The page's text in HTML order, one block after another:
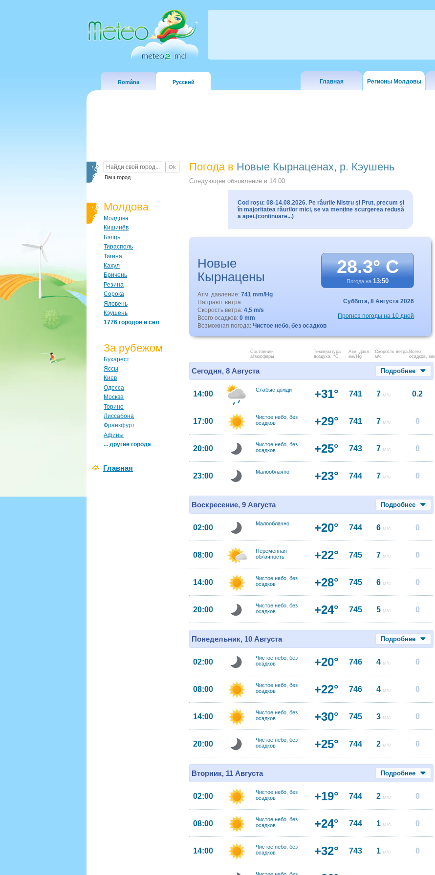
Româna Русский Главная Регионы Молдовы
Ваш город
Молдова
Молдова
Кишинёв
Бэлць
Тирасполь
Тигина
Кахул
Бричень
Резина
Сорока
Яловень
Кэушень
1776 городов и сел
За рубежом
Бухарест
Яссы
Киев
Одесса
Москва
Торино
Лиссабона
Франкфурт
Афины
... другие города
Главная
Погода в Новые Кырнаценах, р. Кэушень
Следующее обновление в 14:00
Cod roșu: 08-14.08.2026. Pe râurile Nistru și Prut, precum și
în majoritatea râurilor mici, se va menține scurgerea redusă
a apei.(continuare...)
Новые
Кырнацены
28.3° C
Погода на 13:50
Атм. давление: 741 mm/Hg
Направл. ветра:
Скорость ветра: 4,5 m/s
Всего осадков: 0 mm
Возможная погода: Чистое небо, без осадков
Суббота, 8 Августа 2026
Прогноз погоды на 10 дней
Состояние
атмосферы
Температура
воздуха, °C
Атм. давл.
мм/Hg
Скорость ветра.
м/с
Всего
осадков, мм
Сегодня, 8 Августа Подробнее
14:00 Слабые дожди +31° 741 7 м/с 0.2
17:00
Чистое небо, без
осадков
+29° 741 7 м/с 0
20:00
Чистое небо, без
осадков
+25° 743 7 м/с 0
23:00 Малооблачно +23° 744 7 м/с 0
Воскресение, 9 Августа Подробнее
02:00 Малооблачно +20° 744 6 м/с 0
08:00
Переменная
облачность
+22° 745 7 м/с 0
14:00
Чистое небо, без
осадков
+28° 745 6 м/с 0
20:00
Чистое небо, без
осадков
+24° 745 5 м/с 0
Понедельник, 10 Августа Подробнее
02:00
Чистое небо, без
осадков
+20° 746 4 м/с 0
08:00
Чистое небо, без
осадков
+22° 746 4 м/с 0
14:00
Чистое небо, без
осадков
+30° 745 3 м/с 0
20:00
Чистое небо, без
осадков
+25° 744 2 м/с 0
Вторник, 11 Августа Подробнее
02:00
Чистое небо, без
осадков
+19° 744 2 м/с 0
08:00
Чистое небо, без
осадков
+24° 744 1 м/с 0
14:00
Чистое небо, без
осадков
+32° 743 1 м/с 0